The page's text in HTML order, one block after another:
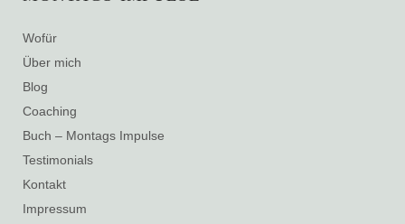
Wofür
Über mich
Blog
Coaching
Buch – Montags Impulse
Testimonials
Kontakt
Impressum